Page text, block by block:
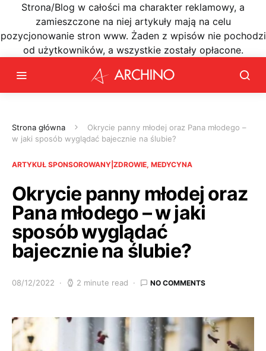
Strona/Blog w całości ma charakter reklamowy, a
zamieszczone na niej artykuły mają na celu
pozycjonowanie stron www. Żaden z wpisów nie pochodzi
od użytkowników, a wszystkie zostały opłacone.
Strona główna
Okrycie panny młodej oraz Pana młodego –
w jaki sposób wyglądać bajecznie na ślubie?
ARTYKUŁ SPONSOROWANY|ZDROWIE, MEDYCYNA
Okrycie panny młodej oraz
Pana młodego – w jaki
sposób wyglądać
bajecznie na ślubie?
08/12/2022 2 minute read NO COMMENTS